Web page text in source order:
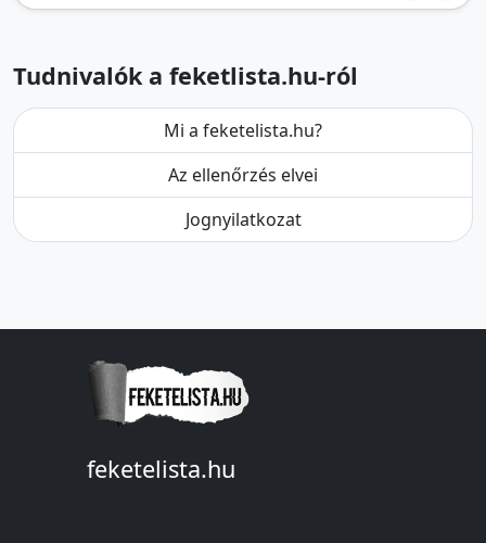
Tudnivalók a feketlista.hu-ról
Mi a feketelista.hu?
Az ellenőrzés elvei
Jognyilatkozat
feketelista.hu